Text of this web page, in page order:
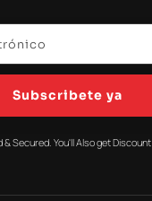
Subscribete ya
Secured. You'll Also get